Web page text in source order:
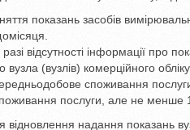
показань засобів
відсутності інформації про
вузла (вузлів) комерційного
споживання
послуги, але не менше
відновлення надання показань